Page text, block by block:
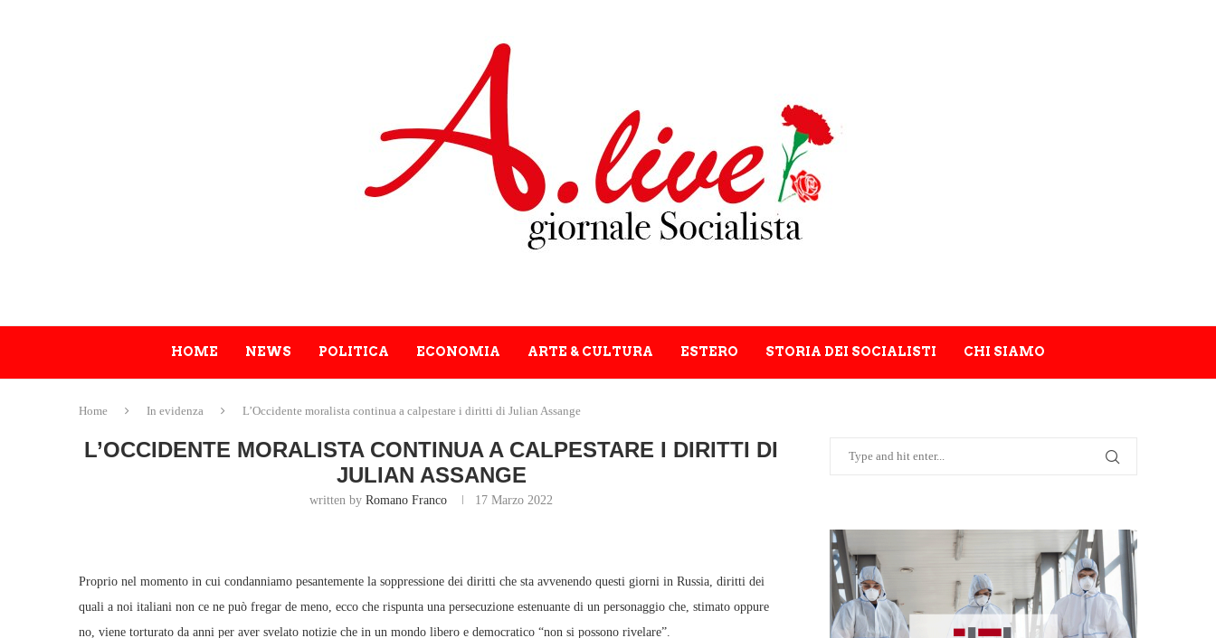
HOME NEWS POLITICA ECONOMIA ARTE & CULTURA ESTERO STORIA DEI SOCIALISTI CHI SIAMO
Home In evidenza L’Occidente moralista continua a calpestare i diritti di Julian Assange
L’OCCIDENTE MORALISTA CONTINUA A CALPESTARE I DIRITTI DI
JULIAN ASSANGE
written byRomano Franco 17 Marzo 2022
Proprio nel momento in cui condanniamo pesantemente la soppressione dei diritti che sta avvenendo questi giorni in Russia, diritti dei
quali a noi italiani non ce ne può fregar de meno, ecco che rispunta una persecuzione estenuante di un personaggio che, stimato oppure
no, viene torturato da anni per aver svelato notizie che in un mondo libero e democratico “non si possono rivelare”.